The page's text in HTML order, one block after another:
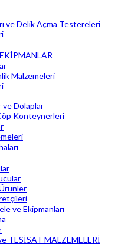
ve Delik Açma Testereleri
Malzemeleri
ve Dolaplar
Konteynerleri
ve Ekipmanları
TESİSAT MALZEMELERİ